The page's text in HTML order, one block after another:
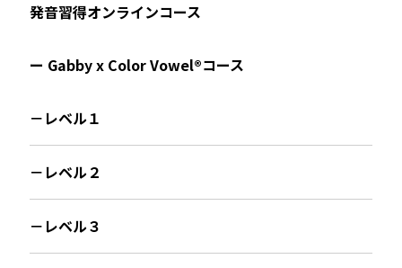
発音習得オンラインコース
ー Gabby x Color Vowel®︎コース
－レベル１
－レベル２
－レベル３